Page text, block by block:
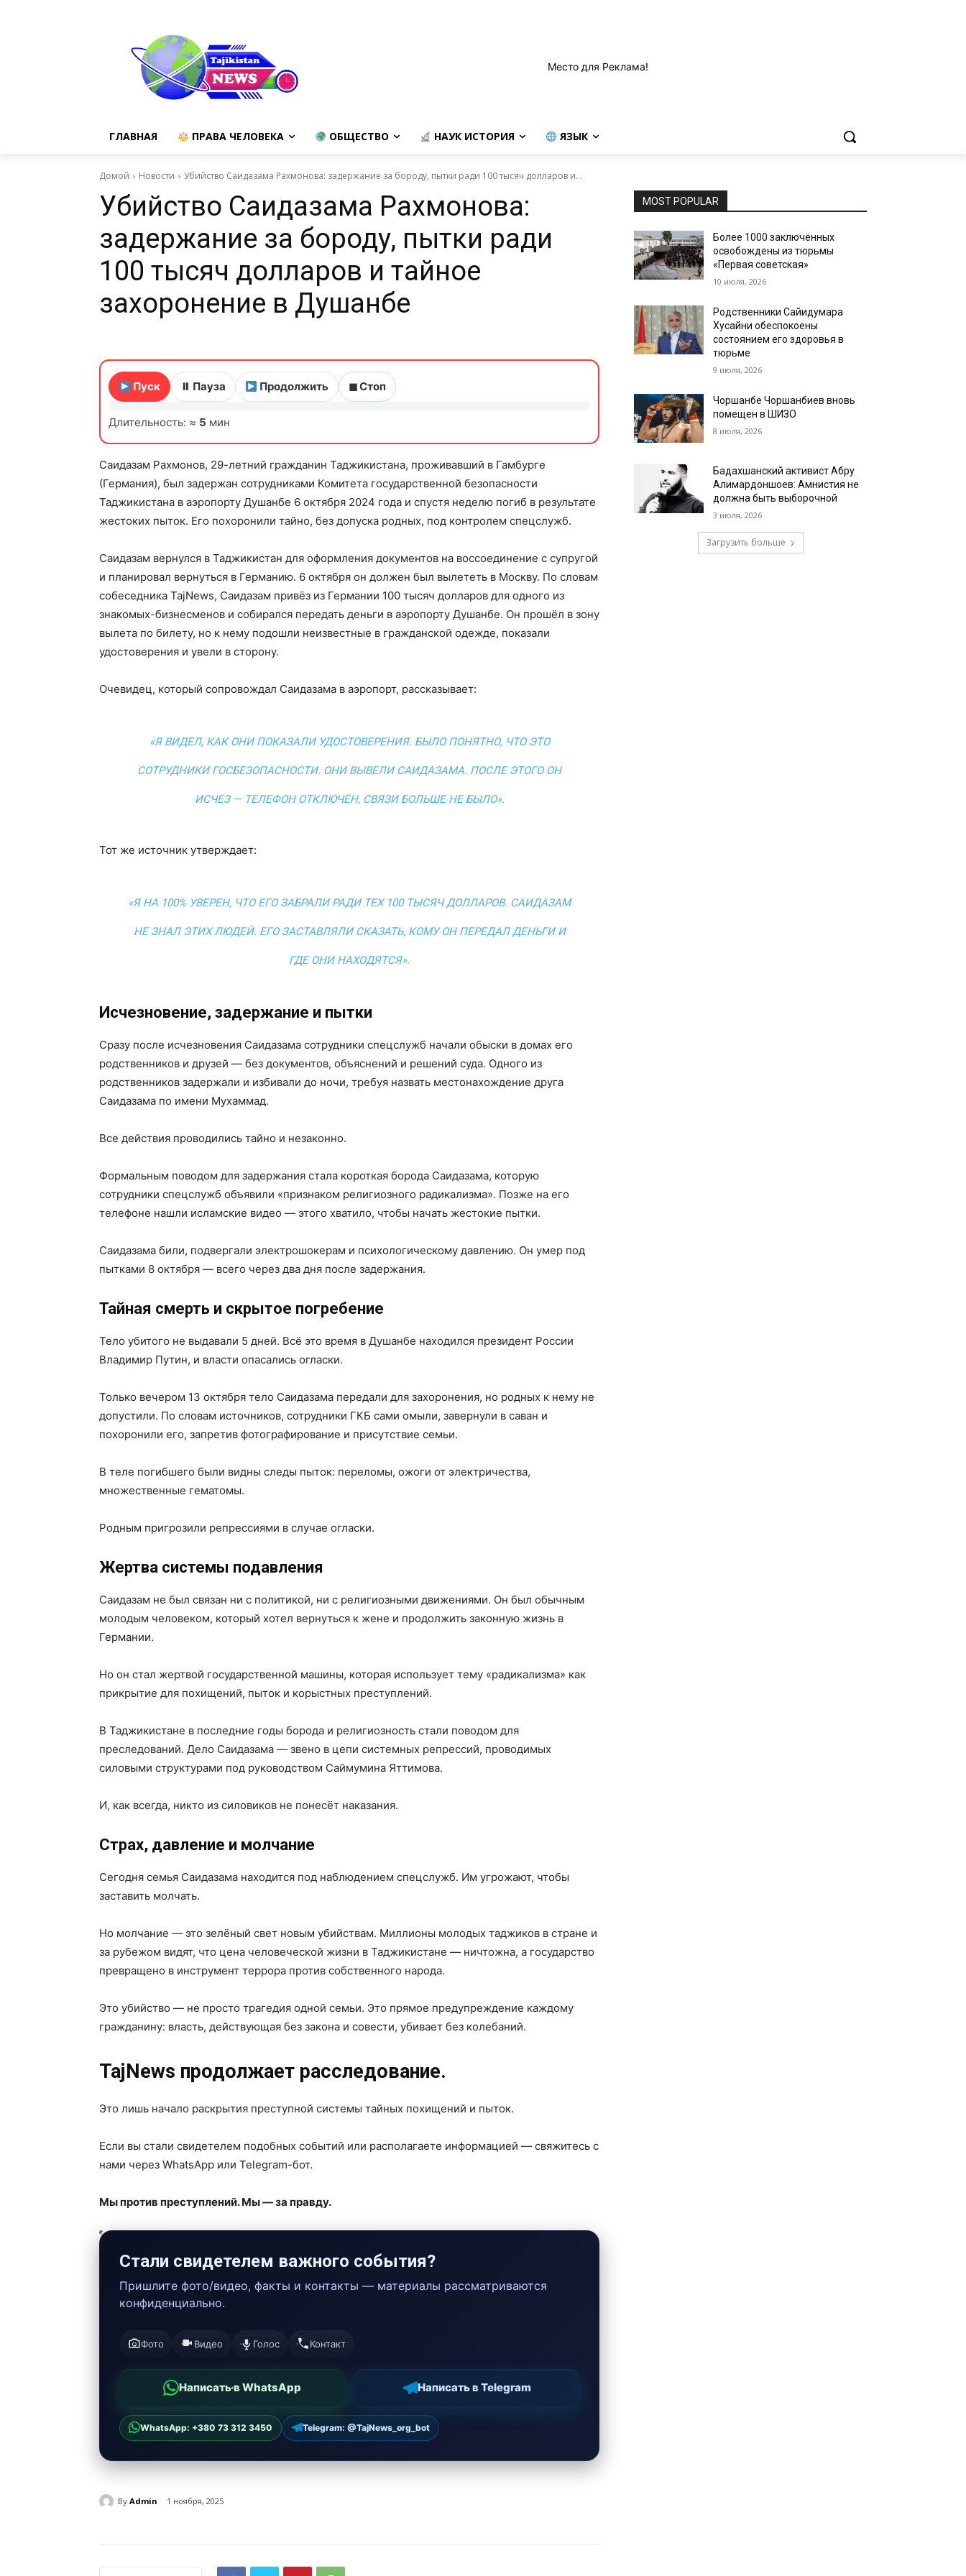
Место для Реклама!
ГЛАВНАЯ ПРАВА ЧЕЛОВЕКА ОБЩЕСТВО НАУК ИСТОРИЯ ЯЗЫК
Домой Новости Убийство Саидазама Рахмонова: задержание за бороду, пытки ради 100 тысяч долларов и...
Убийство Саидазама Рахмонова:
задержание за бороду, пытки ради
100 тысяч долларов и тайное
захоронение в Душанбе
Пуск ⏸ Пауза Продолжить ◼ Стоп
Длительность: ≈ 5 мин
Саидазам Рахмонов, 29-летний гражданин Таджикистана, проживавший в Гамбурге
(Германия), был задержан сотрудниками Комитета государственной безопасности
Таджикистана в аэропорту Душанбе 6 октября 2024 года и спустя неделю погиб в результате
жестоких пыток. Его похоронили тайно, без допуска родных, под контролем спецслужб.
Саидазам вернулся в Таджикистан для оформления документов на воссоединение с супругой
и планировал вернуться в Германию. 6 октября он должен был вылететь в Москву. По словам
собеседника TajNews, Саидазам привёз из Германии 100 тысяч долларов для одного из
знакомых-бизнесменов и собирался передать деньги в аэропорту Душанбе. Он прошёл в зону
вылета по билету, но к нему подошли неизвестные в гражданской одежде, показали
удостоверения и увели в сторону.
Очевидец, который сопровождал Саидазама в аэропорт, рассказывает:
«Я ВИДЕЛ, КАК ОНИ ПОКАЗАЛИ УДОСТОВЕРЕНИЯ. БЫЛО ПОНЯТНО, ЧТО ЭТО
СОТРУДНИКИ ГОСБЕЗОПАСНОСТИ. ОНИ ВЫВЕЛИ САИДАЗАМА. ПОСЛЕ ЭТОГО ОН
ИСЧЕЗ — ТЕЛЕФОН ОТКЛЮЧЁН, СВЯЗИ БОЛЬШЕ НЕ БЫЛО».
Тот же источник утверждает:
«Я НА 100% УВЕРЕН, ЧТО ЕГО ЗАБРАЛИ РАДИ ТЕХ 100 ТЫСЯЧ ДОЛЛАРОВ. САИДАЗАМ
НЕ ЗНАЛ ЭТИХ ЛЮДЕЙ. ЕГО ЗАСТАВЛЯЛИ СКАЗАТЬ, КОМУ ОН ПЕРЕДАЛ ДЕНЬГИ И
ГДЕ ОНИ НАХОДЯТСЯ».
Исчезновение, задержание и пытки
Сразу после исчезновения Саидазама сотрудники спецслужб начали обыски в домах его
родственников и друзей — без документов, объяснений и решений суда. Одного из
родственников задержали и избивали до ночи, требуя назвать местонахождение друга
Саидазама по имени Мухаммад.
Все действия проводились тайно и незаконно.
Формальным поводом для задержания стала короткая борода Саидазама, которую
сотрудники спецслужб объявили «признаком религиозного радикализма». Позже на его
телефоне нашли исламские видео — этого хватило, чтобы начать жестокие пытки.
Саидазама били, подвергали электрошокерам и психологическому давлению. Он умер под
пытками 8 октября — всего через два дня после задержания.
Тайная смерть и скрытое погребение
Тело убитого не выдавали 5 дней. Всё это время в Душанбе находился президент России
Владимир Путин, и власти опасались огласки.
Только вечером 13 октября тело Саидазама передали для захоронения, но родных к нему не
допустили. По словам источников, сотрудники ГКБ сами омыли, завернули в саван и
похоронили его, запретив фотографирование и присутствие семьи.
В теле погибшего были видны следы пыток: переломы, ожоги от электричества,
множественные гематомы.
Родным пригрозили репрессиями в случае огласки.
Жертва системы подавления
Саидазам не был связан ни с политикой, ни с религиозными движениями. Он был обычным
молодым человеком, который хотел вернуться к жене и продолжить законную жизнь в
Германии.
Но он стал жертвой государственной машины, которая использует тему «радикализма» как
прикрытие для похищений, пыток и корыстных преступлений.
В Таджикистане в последние годы борода и религиозность стали поводом для
преследований. Дело Саидазама — звено в цепи системных репрессий, проводимых
силовыми структурами под руководством Саймуминa Яттимова.
И, как всегда, никто из силовиков не понесёт наказания.
Страх, давление и молчание
Сегодня семья Саидазама находится под наблюдением спецслужб. Им угрожают, чтобы
заставить молчать.
Но молчание — это зелёный свет новым убийствам. Миллионы молодых таджиков в стране и
за рубежом видят, что цена человеческой жизни в Таджикистане — ничтожна, а государство
превращено в инструмент террора против собственного народа.
Это убийство — не просто трагедия одной семьи. Это прямое предупреждение каждому
гражданину: власть, действующая без закона и совести, убивает без колебаний.
TajNews продолжает расследование.
Это лишь начало раскрытия преступной системы тайных похищений и пыток.
Если вы стали свидетелем подобных событий или располагаете информацией — свяжитесь с
нами через WhatsApp или Telegram-бот.
Мы против преступлений. Мы — за правду.
Стали свидетелем важного события?
Пришлите фото/видео, факты и контакты — материалы рассматриваются
конфиденциально.
Фото Видео Голос Контакт
Написать в WhatsApp Написать в Telegram
WhatsApp: +380 73 312 3450 Telegram: @TajNews_org_bot
By Admin 1 ноября, 2025
MOST POPULAR
Более 1000 заключённых
освобождены из тюрьмы
«Первая советская»
10 июля, 2026
Родственники Сайидумара
Хусайни обеспокоены
состоянием его здоровья в
тюрьме
9 июля, 2026
Чоршанбе Чоршанбиев вновь
помещен в ШИЗО
8 июля, 2026
Бадахшанский активист Абру
Алимардоншоев: Амнистия не
должна быть выборочной
3 июля, 2026
Загрузить больше